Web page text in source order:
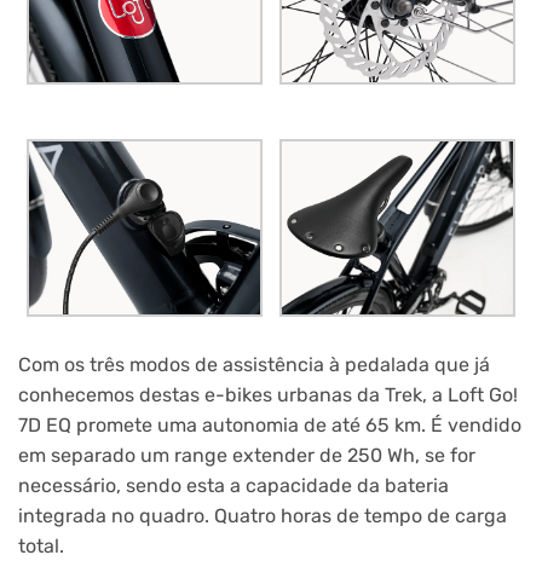
Com os três modos de assistência à pedalada que já
conhecemos destas e-bikes urbanas da Trek, a Loft Go!
7D EQ promete uma autonomia de até 65 km. É vendido
em separado um range extender de 250 Wh, se for
necessário, sendo esta a capacidade da bateria
integrada no quadro. Quatro horas de tempo de carga
total.